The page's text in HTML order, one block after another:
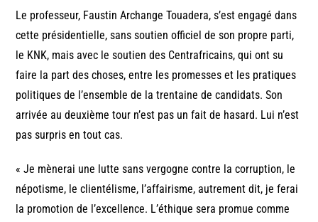
Le professeur, Faustin Archange Touadera, s’est engagé dans
cette présidentielle, sans soutien officiel de son propre parti,
le KNK, mais avec le soutien des Centrafricains, qui ont su
faire la part des choses, entre les promesses et les pratiques
politiques de l’ensemble de la trentaine de candidats. Son
arrivée au deuxième tour n’est pas un fait de hasard. Lui n’est
pas surpris en tout cas.
« Je mènerai une lutte sans vergogne contre la corruption, le
népotisme, le clientélisme, l’affairisme, autrement dit, je ferai
la promotion de l’excellence. L’éthique sera promue comme